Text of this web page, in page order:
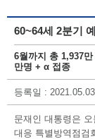
60~64세 2분기
6월까지 총 1,937
만명 + α 접종
등록일 :
문재인 대통령은
대응 특별방역점검